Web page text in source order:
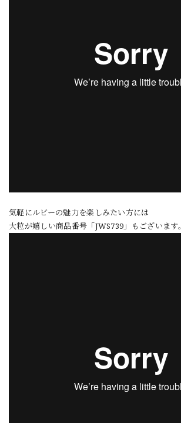
気軽にルビーの魅力を楽しみたい方には
大粒が嬉しい商品番号「JWS739」もございます。